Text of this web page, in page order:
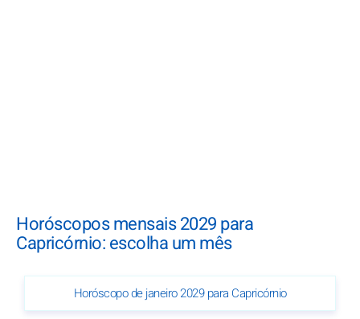
Horóscopos mensais 2029 para
Capricórnio: escolha um mês
Horóscopo de janeiro 2029 para Capricórnio